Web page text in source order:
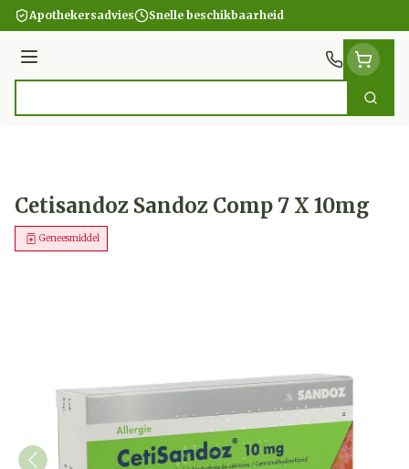
Ga naar de inhoud
Apothekersadvies Snelle beschikbaarheid
Menu
Zoek
Cetisandoz Sandoz Comp 7 X 10mg
Geneesmiddel